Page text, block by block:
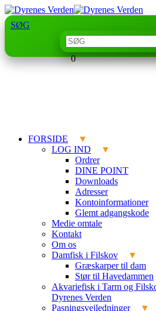
SØG
0
FORSIDE
LOG IND
Ordrer
DINE POINT
Downloads
Adresser
Kontoinformationer
Glemt adgangskode
Medie omtale
Kontakt
Om os
Damfisk i Filskov
Græskarper til dam
Stør til Havedammen
Akvariefisk i Tarm og
Dyrenes Verden
Pasningsvejledninger